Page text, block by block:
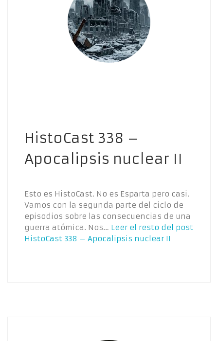
HistoCast 338 –
Apocalipsis nuclear II
Esto es HistoCast. No es Esparta pero casi.
Vamos con la segunda parte del ciclo de
episodios sobre las consecuencias de una
guerra atómica. Nos… Leer el resto del post
HistoCast 338 – Apocalipsis nuclear II